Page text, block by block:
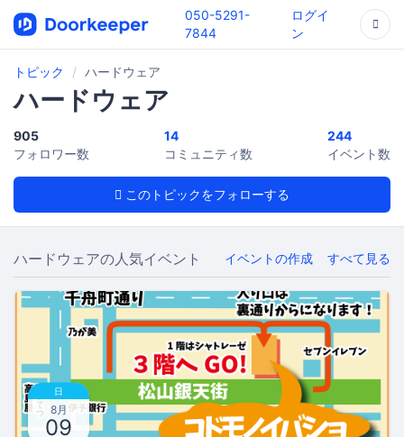
050-5291-
7844
ログイ
ン
トピック ハードウェア
ハードウェア
このトピックをフォローする
905
フォロワー数
14
コミュニティ数
244
イベント数
ハードウェアの人気イベント イベントの作成 すべて見る
日
8月
09